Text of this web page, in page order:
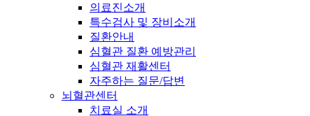
의료진소개
특수검사 및 장비소개
질환안내
심혈관 질환 예방관리
심혈관 재활센터
자주하는 질문/답변
뇌혈관센터
치료실 소개